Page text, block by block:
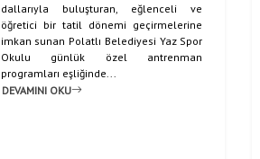
dallarıyla buluşturan, eğlenceli ve
öğretici bir tatil dönemi geçirmelerine
imkan sunan Polatlı Belediyesi Yaz Spor
Okulu günlük özel antrenman
programları eşliğinde...
DEVAMINI OKU